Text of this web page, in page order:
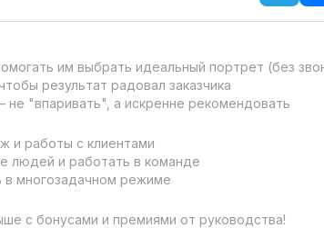
им выбрать идеальный портрет (без
результат радовал заказчика
не "впаривать", а искренне рекомендовать
и работы с клиентами
людей и работать в команде
в многозадачном режиме
с бонусами и премиями от руководства!